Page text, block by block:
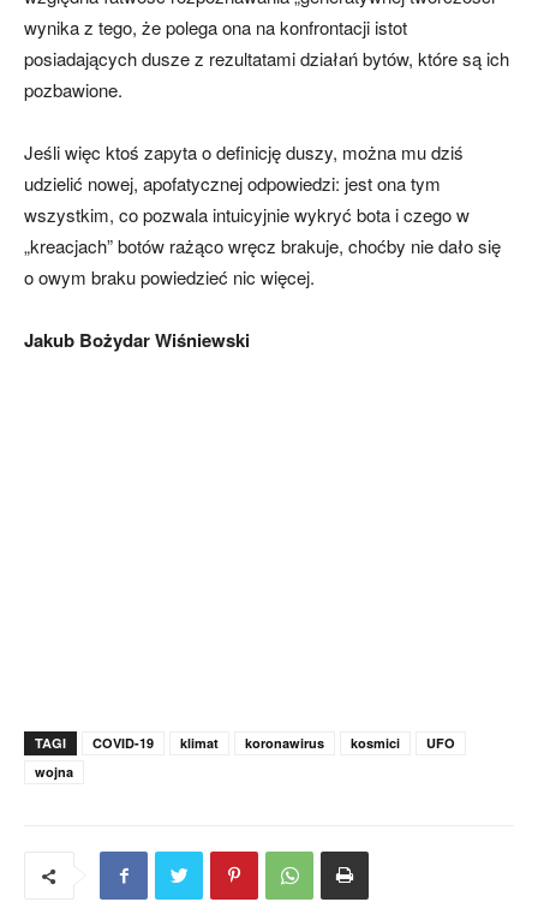
wynika z tego, że polega ona na konfrontacji istot
posiadających dusze z rezultatami działań bytów, które są ich
pozbawione.
Jeśli więc ktoś zapyta o definicję duszy, można mu dziś
udzielić nowej, apofatycznej odpowiedzi: jest ona tym
wszystkim, co pozwala intuicyjnie wykryć bota i czego w
„kreacjach” botów rażąco wręcz brakuje, choćby nie dało się
o owym braku powiedzieć nic więcej.
Jakub Bożydar Wiśniewski
TAGI COVID-19 klimat koronawirus kosmici
UFO
wojna